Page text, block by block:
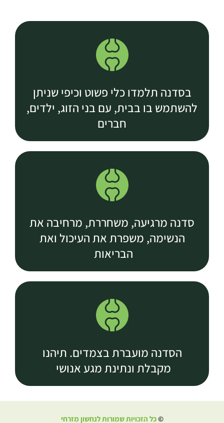
בסדנה תלמדו כלי פשוט וכיפי שניתן
להשתמש בו בבית, עם בני הזוג, ילדים,
חברים
סדנה מרגיעה, משחררת, מרחיבה את
הנשימה, משפרת את העיכול ואת
הבריאות
הסדנה מועברת בצמדים. תיהנו
מקבלת ונתינת מגע אנושי
©כל הזכויות שמורות לנחשון מזרחי